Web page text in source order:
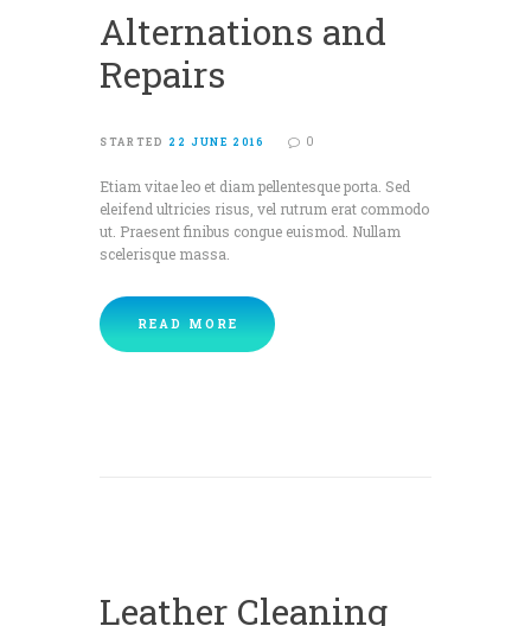
Alternations and
Repairs
STARTED 22 JUNE 2016 0
Etiam vitae leo et diam pellentesque porta. Sed
eleifend ultricies risus, vel rutrum erat commodo
ut. Praesent finibus congue euismod. Nullam
scelerisque massa.
READ MORE
Leather Cleaning